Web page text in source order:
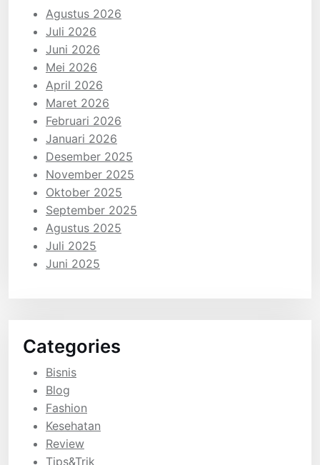
Agustus 2026
Juli 2026
Juni 2026
Mei 2026
April 2026
Maret 2026
Februari 2026
Januari 2026
Desember 2025
November 2025
Oktober 2025
September 2025
Agustus 2025
Juli 2025
Juni 2025
Categories
Bisnis
Blog
Fashion
Kesehatan
Review
Tips&Trik